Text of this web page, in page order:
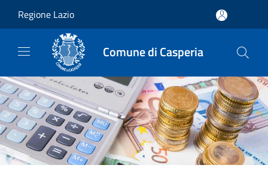
Regione Lazio
Comune di Casperia